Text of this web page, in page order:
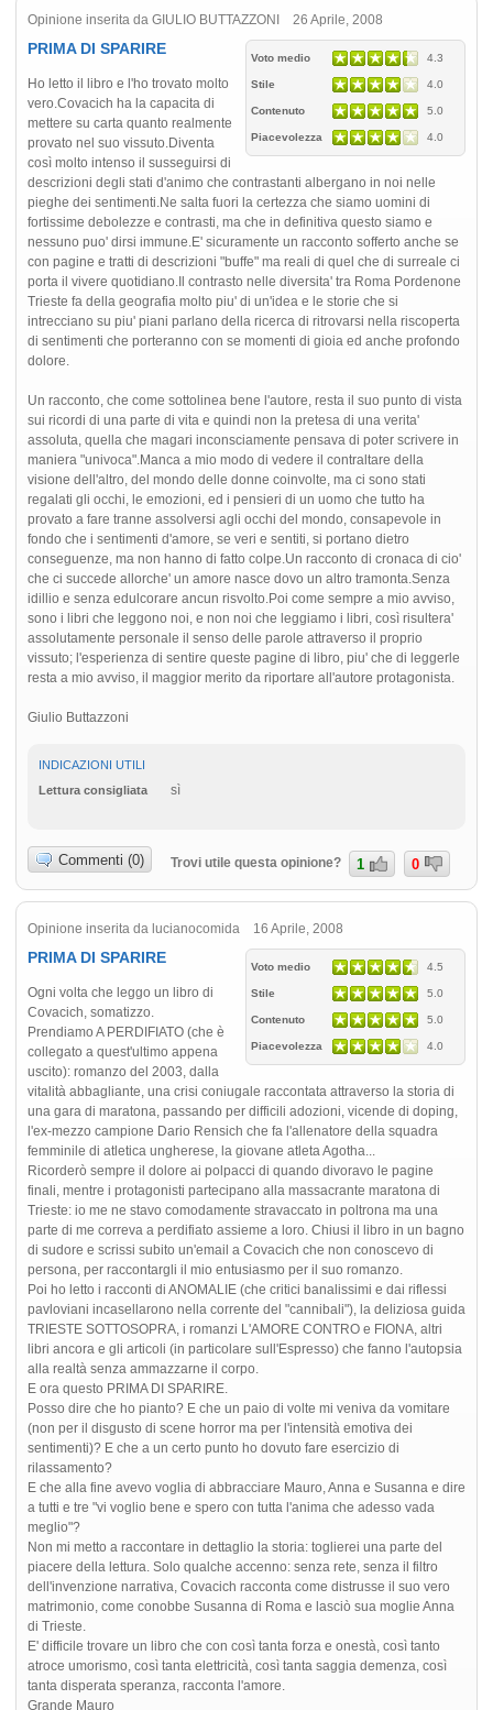
Opinione inserita da GIULIO BUTTAZZONI 26 Aprile, 2008
Voto medio 4.3
Stile 4.0
Contenuto 5.0
Piacevolezza 4.0
PRIMA DI SPARIRE
Ho letto il libro e l'ho trovato molto
vero.Covacich ha la capacita di
mettere su carta quanto realmente
provato nel suo vissuto.Diventa
così molto intenso il susseguirsi di
descrizioni degli stati d'animo che contrastanti albergano in noi nelle
pieghe dei sentimenti.Ne salta fuori la certezza che siamo uomini di
fortissime debolezze e contrasti, ma che in definitiva questo siamo e
nessuno puo' dirsi immune.E' sicuramente un racconto sofferto anche se
con pagine e tratti di descrizioni "buffe" ma reali di quel che di surreale ci
porta il vivere quotidiano.Il contrasto nelle diversita' tra Roma Pordenone
Trieste fa della geografia molto piu' di un'idea e le storie che si
intrecciano su piu' piani parlano della ricerca di ritrovarsi nella riscoperta
di sentimenti che porteranno con se momenti di gioia ed anche profondo
dolore.
Un racconto, che come sottolinea bene l'autore, resta il suo punto di vista
sui ricordi di una parte di vita e quindi non la pretesa di una verita'
assoluta, quella che magari inconsciamente pensava di poter scrivere in
maniera "univoca".Manca a mio modo di vedere il contraltare della
visione dell'altro, del mondo delle donne coinvolte, ma ci sono stati
regalati gli occhi, le emozioni, ed i pensieri di un uomo che tutto ha
provato a fare tranne assolversi agli occhi del mondo, consapevole in
fondo che i sentimenti d'amore, se veri e sentiti, si portano dietro
conseguenze, ma non hanno di fatto colpe.Un racconto di cronaca di cio'
che ci succede allorche' un amore nasce dovo un altro tramonta.Senza
idillio e senza edulcorare ancun risvolto.Poi come sempre a mio avviso,
sono i libri che leggono noi, e non noi che leggiamo i libri, così risultera'
assolutamente personale il senso delle parole attraverso il proprio
vissuto; l'esperienza di sentire queste pagine di libro, piu' che di leggerle
resta a mio avviso, il maggior merito da riportare all'autore protagonista.
Giulio Buttazzoni
INDICAZIONI UTILI
Lettura consigliata
sì
Commenti (0) Trovi utile questa opinione? 1 0
Opinione inserita da lucianocomida 16 Aprile, 2008
Voto medio 4.5
Stile 5.0
Contenuto 5.0
Piacevolezza 4.0
PRIMA DI SPARIRE
Ogni volta che leggo un libro di
Covacich, somatizzo.
Prendiamo A PERDIFIATO (che è
collegato a quest'ultimo appena
uscito): romanzo del 2003, dalla
vitalità abbagliante, una crisi coniugale raccontata attraverso la storia di
una gara di maratona, passando per difficili adozioni, vicende di doping,
l'ex-mezzo campione Dario Rensich che fa l'allenatore della squadra
femminile di atletica ungherese, la giovane atleta Agotha...
Ricorderò sempre il dolore ai polpacci di quando divoravo le pagine
finali, mentre i protagonisti partecipano alla massacrante maratona di
Trieste: io me ne stavo comodamente stravaccato in poltrona ma una
parte di me correva a perdifiato assieme a loro. Chiusi il libro in un bagno
di sudore e scrissi subito un'email a Covacich che non conoscevo di
persona, per raccontargli il mio entusiasmo per il suo romanzo.
Poi ho letto i racconti di ANOMALIE (che critici banalissimi e dai riflessi
pavloviani incasellarono nella corrente del "cannibali"), la deliziosa guida
TRIESTE SOTTOSOPRA, i romanzi L'AMORE CONTRO e FIONA, altri
libri ancora e gli articoli (in particolare sull'Espresso) che fanno l'autopsia
alla realtà senza ammazzarne il corpo.
E ora questo PRIMA DI SPARIRE.
Posso dire che ho pianto? E che un paio di volte mi veniva da vomitare
(non per il disgusto di scene horror ma per l'intensità emotiva dei
sentimenti)? E che a un certo punto ho dovuto fare esercizio di
rilassamento?
E che alla fine avevo voglia di abbracciare Mauro, Anna e Susanna e dire
a tutti e tre "vi voglio bene e spero con tutta l'anima che adesso vada
meglio"?
Non mi metto a raccontare in dettaglio la storia: toglierei una parte del
piacere della lettura. Solo qualche accenno: senza rete, senza il filtro
dell'invenzione narrativa, Covacich racconta come distrusse il suo vero
matrimonio, come conobbe Susanna di Roma e lasciò sua moglie Anna
di Trieste.
E' difficile trovare un libro che con così tanta forza e onestà, così tanto
atroce umorismo, così tanta elettricità, così tanta saggia demenza, così
tanta disperata speranza, racconta l'amore.
Grande Mauro